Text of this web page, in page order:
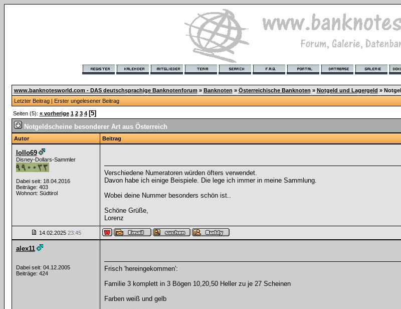
www.banknotesworld.com - DAS deutschsprachige Banknotenforum » Banknoten » Österreichische Banknoten » Notgeld und Lagergeld »
Letzter Beitrag| Erster ungelesener Beitrag
Seiten (5): « vorherige 1 2 3 4 [5]
Notgeldscheine besonderer Art aus Österreich
Autor Beitrag
lollo69
Disney-Dollars-Sammler
Dabei seit: 18.04.2016
Beiträge: 403
Wohnort: Südtirol
Verschiedene Numeratoren würden öfters verwendet.
Davon habe ich einige Beispiele. Die lege ich immer in meine Sammlung.
Wobei deine Nummer besonders schön ist..
Schöne Grüße,
Lorenz
14.02.2025 23:45
alex11
Dabei seit: 04.12.2005
Beiträge: 424
Frisch 'hereingekommen':
Familie 3 komplett in 3 Bögen 10,20,50 Heller zu je 27 Scheinen
Farben weiß und gelb